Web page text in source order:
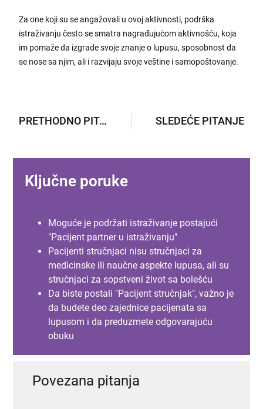
Za one koji su se angažovali u ovoj aktivnosti, podrška
istraživanju često se smatra nagrađujućom aktivnošću, koja
im pomaže da izgrade svoje znanje o lupusu, sposobnost da
se nose sa njim, ali i razvijaju svoje veštine i samopoštovanje.
PRETHODNO PITANJE SLEDEĆE PITANJE
Ključne poruke
Moguće je podržati istraživanje postajući
"Pacijent partner u istraživanju"
Pacijenti stručnjaci nisu stručnjaci za
medicinske ili naučne aspekte lupusa, ali su
stručnjaci za sopstveni život sa bolešću
Da biste postali "Pacijent stručnjak", važno je
da budete deo zajednice pacijenata sa
lupusom i da preduzmete odgovarajuću
obuku
Povezana pitanja